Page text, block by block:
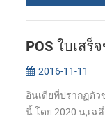
POS ใบเสร็
2016-11-11
อินเดียที่ปรากฏตัว
นี้ โดย 2020 น,เฉ